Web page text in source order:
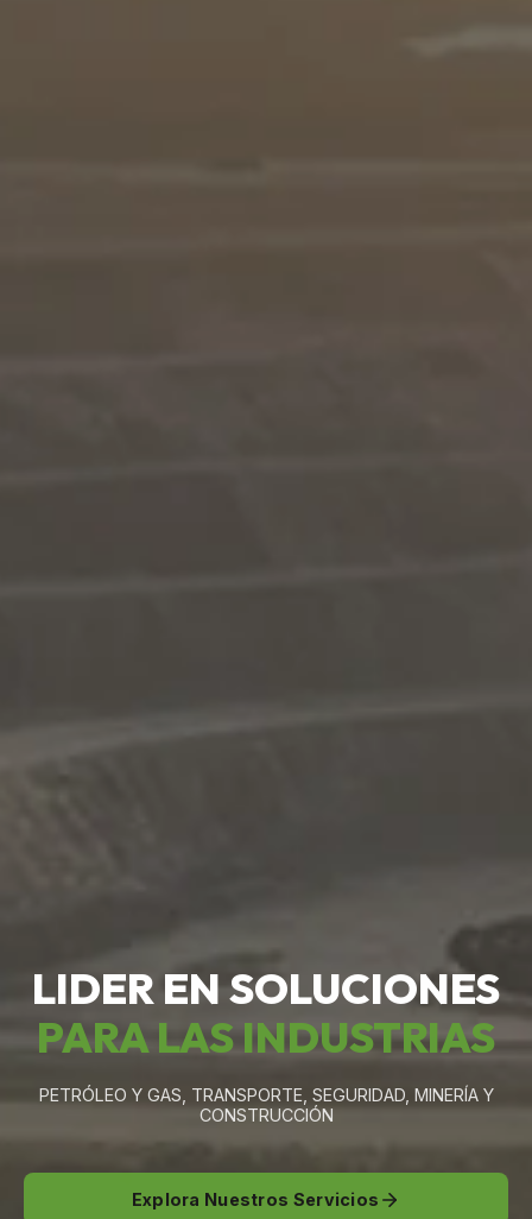
LIDER EN SOLUCIONES
PARA LAS INDUSTRIAS
PETRÓLEO Y GAS, TRANSPORTE, SEGURIDAD, MINERÍA Y
CONSTRUCCIÓN
Explora Nuestros Servicios